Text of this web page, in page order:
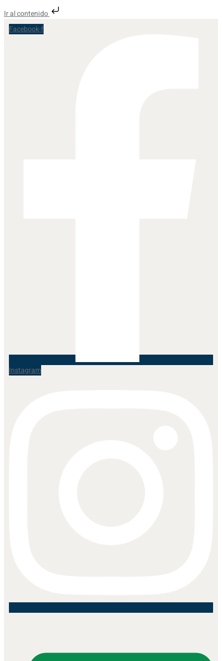
Ir al contenido
Facebook-f
Instagram